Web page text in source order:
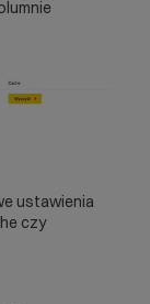
ustawienia
czy